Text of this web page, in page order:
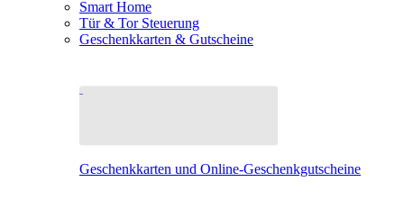
Smart Home
Tür & Tor Steuerung
Geschenkkarten & Gutscheine
Geschenkkarten und Online-Geschenkgutscheine